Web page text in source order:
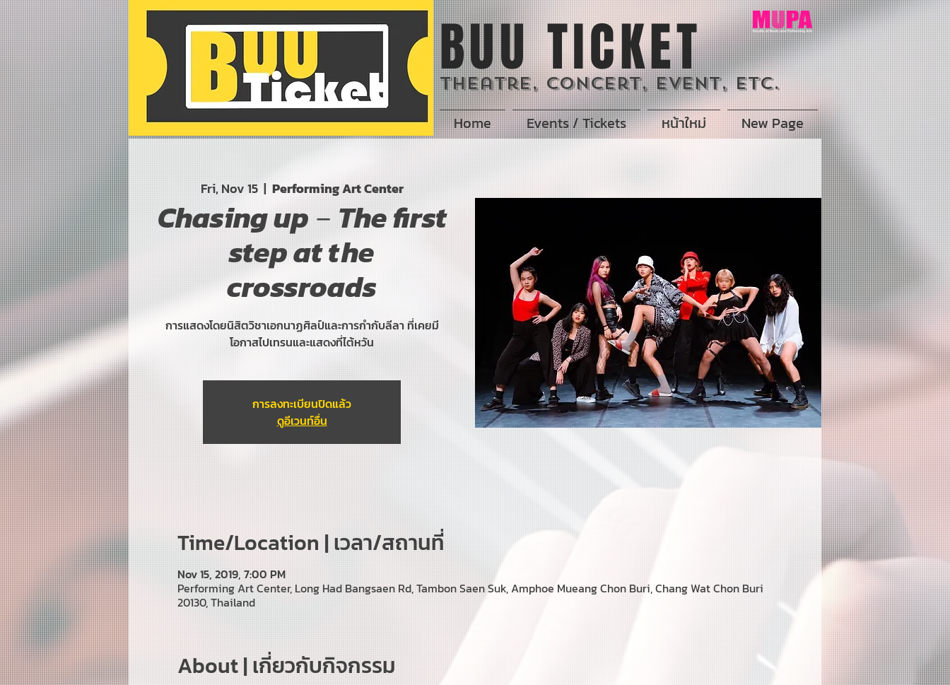
BUU TICKET
Theatre, Concert, Event, Etc.
Home Events / Tickets หน้าใหม่ New Page
Fri, Nov 15
  |
Performing Art Center
Chasing up－The first
step at the
crossroads
การแสดงโดยนิสิตวิชาเอกนาฏศิลป์และการกำกับลีลา ที่เคยมี
โอกาสไปเทรนและแสดงที่ไต้หวัน
การลงทะเบียนปิดแล้ว
ดูอีเวนท์อื่น
Time/Location | เวลา/สถานที่
Nov 15, 2019, 7:00 PM
Performing Art Center, Long Had Bangsaen Rd, Tambon Saen Suk, Amphoe Mueang Chon Buri, Chang Wat Chon Buri
20130, Thailand
About | เกี่ยวกับกิจกรรม